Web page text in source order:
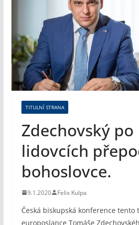
TITULNÍ STRANA
Zdechovský po
lidovcích
bohoslovce.
9.1.2020 Felix Kulpa
Česká biskupská konference tento
europoslance Tomáše